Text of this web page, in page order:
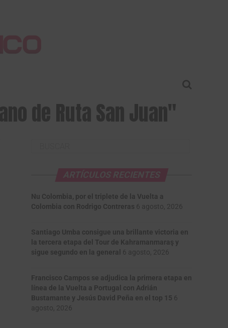
de Ruta San Juan"
ARTÍCULOS RECIENTES
Nu Colombia, por el triplete de la Vuelta a
Colombia con Rodrigo Contreras 6 agosto, 2026
Santiago Umba consigue una brillante victoria en
la tercera etapa del Tour de Kahramanmaraş y
sigue segundo en la general 6 agosto, 2026
Francisco Campos se adjudica la primera etapa en
línea de la Vuelta a Portugal con Adrián
Bustamante y Jesús David Peña en el top 15 6
agosto, 2026